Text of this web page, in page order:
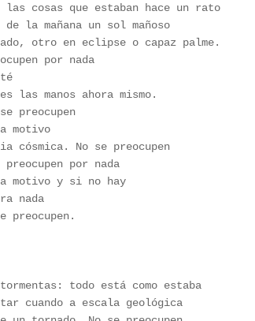
las cosas que estaban hace un rato
la mañana un sol mañoso
otro en eclipse o capaz palme.
por nada
las manos ahora mismo.
preocupen
motivo
cósmica. No se preocupen
por nada
motivo y si no hay
nada
preocupen.
todo está como estaba
cuando a escala geológica